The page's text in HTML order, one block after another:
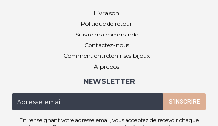
Livraison
Politique de retour
Suivre ma commande
Contactez-nous
Comment entretenir ses bijoux
À propos
NEWSLETTER
S'INSCRIRE
En renseignant votre adresse email, vous acceptez de recevoir chaque